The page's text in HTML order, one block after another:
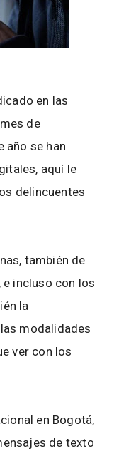
en las
de
año se han
aquí le
delincuentes
también de
incluso con los
la
modalidades
ver con los
en Bogotá,
de texto